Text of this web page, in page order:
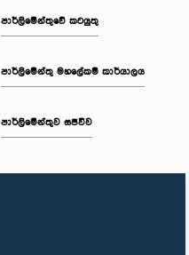
පාර්ලිමේන්තුවේ කටයුතු
පාර්ලිමේන්තු මහලේකම් කාර්යාලය
පාර්ලිමේන්තුව සජීවීව